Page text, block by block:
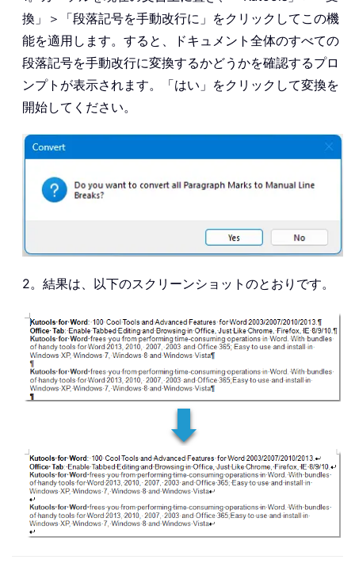
換」＞「段落記号を手動改行に」をクリックしてこの機
能を適用します。すると、ドキュメント全体のすべての
段落記号を手動改行に変換するかどうかを確認するプロ
ンプトが表示されます。「はい」をクリックして変換を
開始してください。
2。結果は、以下のスクリーンショットのとおりです。